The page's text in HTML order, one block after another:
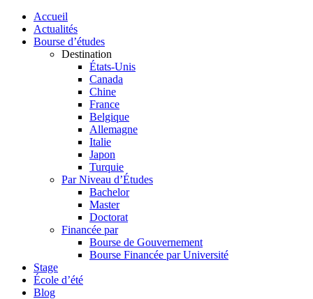
Accueil
Actualités
Bourse d’études
Destination
États-Unis
Canada
Chine
France
Belgique
Allemagne
Italie
Japon
Turquie
Par Niveau d’Études
Bachelor
Master
Doctorat
Financée par
Bourse de Gouvernement
Bourse Financée par Université
Stage
École d’été
Blog